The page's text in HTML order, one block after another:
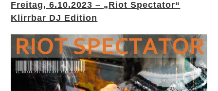
Freitag, 6.10.2023 – „Riot Spectator“
Klirrbar DJ Edition